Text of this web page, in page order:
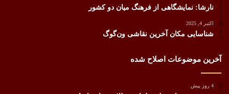
نارشا: نمایشگاهی از فرهنگ میان دو کشور
اکتبر 4, 2025
شناسایی مکان آخرین نقاشی ون‌گوگ
آخرین موضوعات اصلاح شده
4 روز پیش